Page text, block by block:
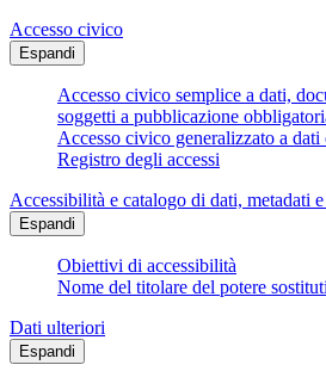
Accesso civico
Espandi
Accesso civico semplice a dati,
soggetti a pubblicazione
Accesso civico generalizzato a
Registro degli accessi
Accessibilità e catalogo di dati, metadati
Espandi
Obiettivi di accessibilità
Nome del titolare del potere
Dati ulteriori
Espandi